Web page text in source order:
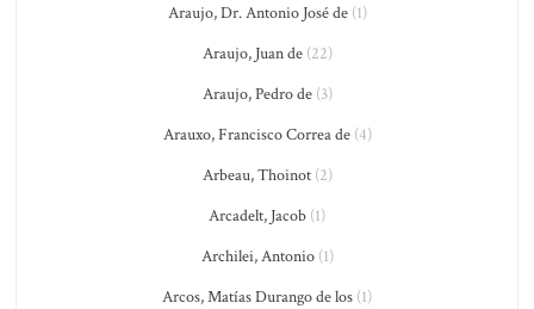
Araujo, Dr. Antonio José de(1)
Araujo, Juan de(22)
Araujo, Pedro de(3)
Arauxo, Francisco Correa de(4)
Arbeau, Thoinot(2)
Arcadelt, Jacob (1)
Archilei, Antonio(1)
Arcos, Matías Durango de los (1)